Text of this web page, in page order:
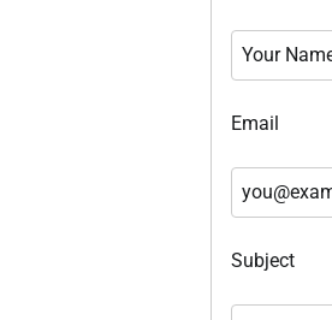
Email
Subject